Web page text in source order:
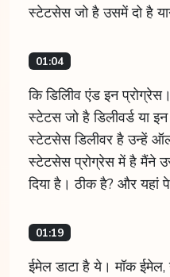
स्टेटसेस जो है उसमें दो है
01:04
कि डिलीिव एंड इन
स्टेटस जो है डिलीवर्ड या
स्टेटसेस डिलीवर है उन्हें
स्टेटसेस प्रोग्रेस में है मैंने
दिया है। ठीक है? और
01:19
ईमेल डाटा है ये। मॉक